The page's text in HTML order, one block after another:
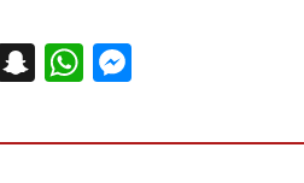
Snapchat
WhatsApp